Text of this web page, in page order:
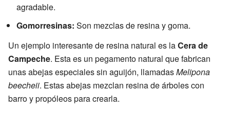
agradable.
Gomorresinas: Son mezclas de resina y goma.
Un ejemplo interesante de resina natural es laCera de
Campeche. Esta es un pegamento natural que fabrican
unas abejas especiales sin aguijón, llamadasMelipona
beecheii. Estas abejas mezclan resina de árboles con
barro y propóleos para crearla.